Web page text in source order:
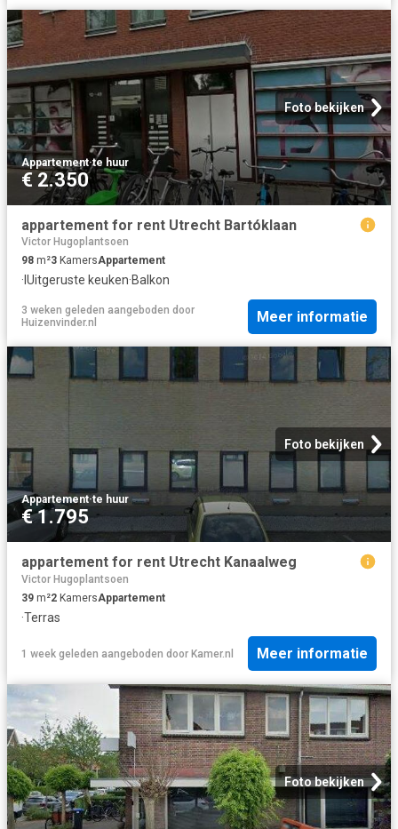
Foto bekijken
Appartement·te huur
€ 2.350
appartement for rent Utrecht Bartóklaan
Victor Hugoplantsoen
98 m²3 KamersAppartement
· IUitgeruste keuken·Balkon
3 weken geleden aangeboden door
Huizenvinder.nl
Meer informatie
Foto bekijken
Appartement·te huur
€ 1.795
appartement for rent Utrecht Kanaalweg
Victor Hugoplantsoen
39 m²2 KamersAppartement
·Terras
1 week geleden aangeboden door Kamer.nl Meer informatie
Foto bekijken